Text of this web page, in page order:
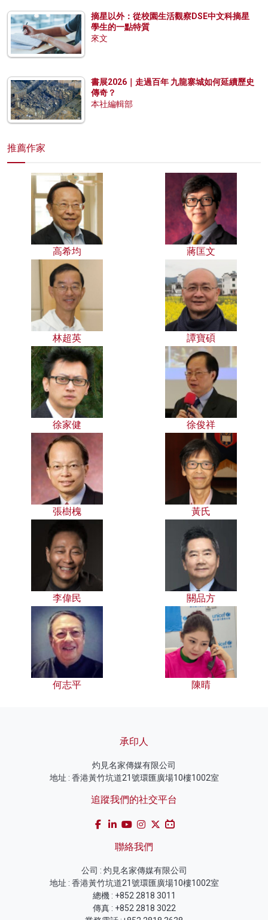
摘星以外：從校園生活觀察DSE中文科摘星
學生的一點特質
來文
書展2026｜走過百年 九龍寨城如何延續歷史
傳奇？
本社編輯部
推薦作家
高希均 蔣匡文
林超英 譚寶碩
徐家健 徐俊祥
張樹槐 黃氏
李偉民 關品方
何志平 陳晴
承印人
灼見名家傳媒有限公司
地址 : 香港黃竹坑道21號環匯廣場10樓1002室
追蹤我們的社交平台
聯絡我們
公司 : 灼見名家傳媒有限公司
地址 : 香港黃竹坑道21號環匯廣場10樓1002室
總機 : +852 2818 3011
傳真 : +852 2818 3022